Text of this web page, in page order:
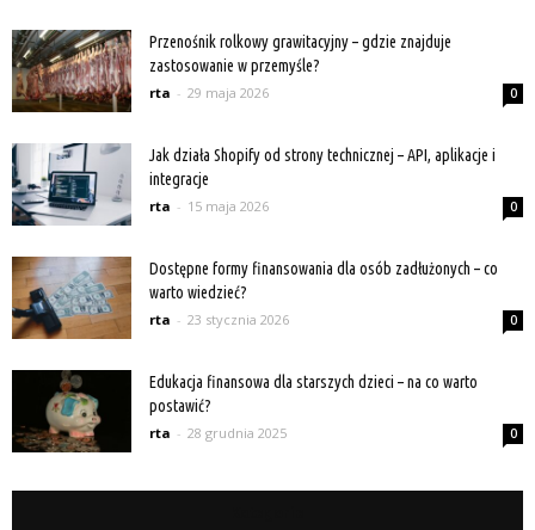
Przenośnik rolkowy grawitacyjny – gdzie znajduje
zastosowanie w przemyśle?
rta - 29 maja 2026 0
Jak działa Shopify od strony technicznej – API, aplikacje i
integracje
rta - 15 maja 2026 0
Dostępne formy finansowania dla osób zadłużonych – co
warto wiedzieć?
rta - 23 stycznia 2026 0
Edukacja finansowa dla starszych dzieci – na co warto
postawić?
rta - 28 grudnia 2025 0